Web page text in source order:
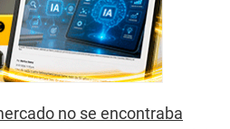
no se encontraba